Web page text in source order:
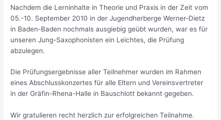
Nachdem die Lerninhalte in Theorie und Praxis in der Zeit vom
05.-10. September 2010 in der Jugendherberge Werner-Dietz
in Baden-Baden nochmals ausgiebig geübt wurden, war es für
unseren Jung-Saxophonisten ein Leichtes, die Prüfung
abzulegen.
Die Prüfungsergebnisse aller Teilnehmer wurden im Rahmen
eines Abschlusskonzertes für alle Eltern und Vereinsvertreter
in der Gräfin-Rhena-Halle in Bauschlott bekannt gegeben.
Wir gratulieren recht herzlich zur erfolgreichen Teilnahme.